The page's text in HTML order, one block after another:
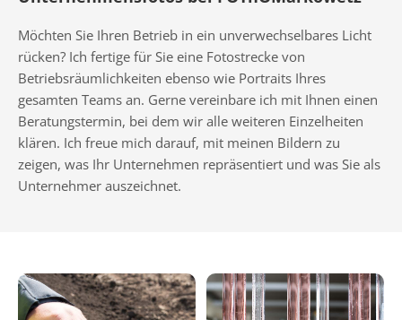
Möchten Sie Ihren Betrieb in ein unverwechselbares Licht
rücken? Ich fertige für Sie eine Fotostrecke von
Betriebsräumlichkeiten ebenso wie Portraits Ihres
gesamten Teams an. Gerne vereinbare ich mit Ihnen einen
Beratungstermin, bei dem wir alle weiteren Einzelheiten
klären. Ich freue mich darauf, mit meinen Bildern zu
zeigen, was Ihr Unternehmen repräsentiert und was Sie als
Unternehmer auszeichnet.